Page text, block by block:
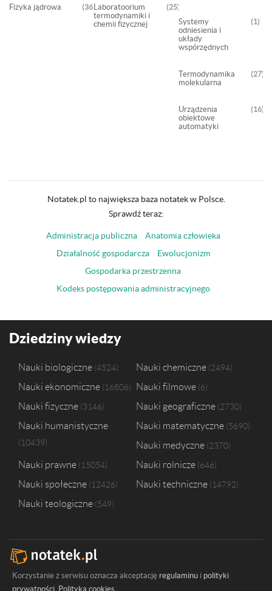
Fizyka jądrowa 36 Laboratoorium
termodynamiki i
chemii fizycznej
25
Systemy
odniesienia i
układy
wspórzędnych
1
Termodynamika
molekularna
27
Urządzenia
obiektowe
automatyki
16
Notatek.pl to największa baza notatek w Polsce.
Sprawdź teraz:
Administracja publiczna
Anatomia człowieka
Działalność gospodarcza
Ewolucjonizm
Gospodarka przestrzenna
Kodeks postępowania administracyjnego
Dziedziny wiedzy
Nauki biologiczne 4524 Nauki chemiczne 2494
Nauki ekonomiczne 16806 Nauki filmowe 6
Nauki fizyczne 3146 Nauki geograficzne 2730
Nauki humanistyczne
10439
Nauki matematyczne 5690
Nauki medyczne 2370
Nauki prawne 15054 Nauki rolnicze 646
Nauki społeczne 12426 Nauki techniczne 14792
Nauki teologiczne 549
Korzystanie z serwisu oznacza akceptację regulaminu i polityki
prywatności Polityka cookies